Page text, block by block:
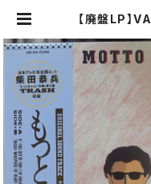
【廃盤LP】